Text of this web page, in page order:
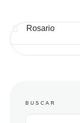
Rosario
BUSCAR